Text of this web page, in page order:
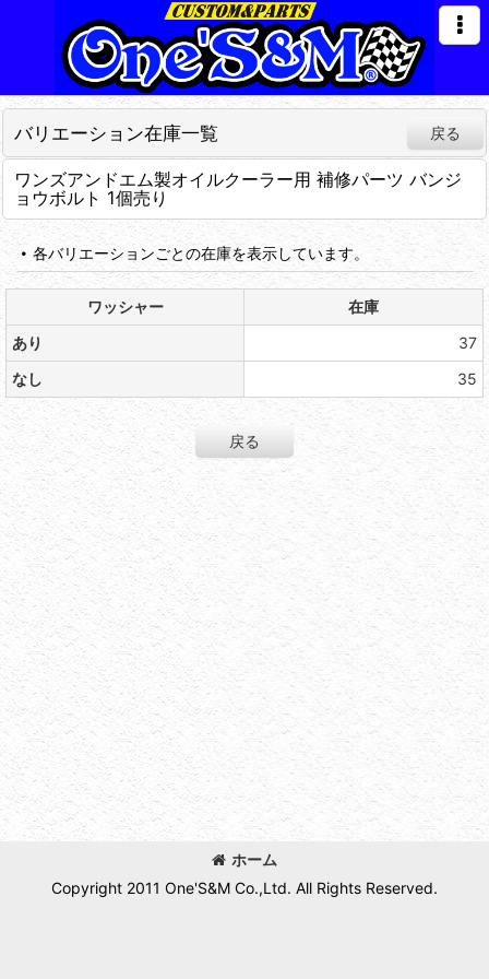
バリエーション在庫一覧 戻る
ワンズアンドエム製オイルクーラー用 補修パーツ バンジ
ョウボルト 1個売り
各バリエーションごとの在庫を表示しています。
ワッシャー
在庫
あり
37
なし
35
戻る
ホーム
Copyright 2011 One'S&M Co.,Ltd. All Rights Reserved.